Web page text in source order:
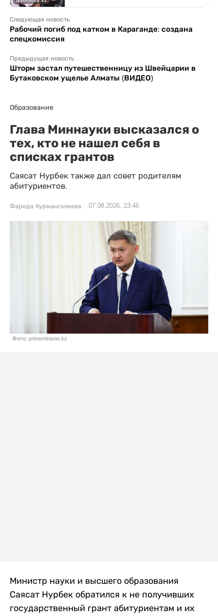
Следующая новость
Рабочий погиб под катком в Караганде: создана
спецкомиссия
Предыдущая новость
Шторм застал путешественницу из Швейцарии в
Бутаковском ущелье Алматы (ВИДЕО)
Образование
Глава Миннауки высказался о
тех, кто не нашел себя в
списках грантов
Саясат Нурбек также дал совет родителям
абитуриентов.
Фарида Курмангалиева 07.08.2026, 23:46
Фото: primeminister.kz
Министр науки и высшего образования
Саясат Нурбек обратился к не получивших
государственный грант абитуриентам и их